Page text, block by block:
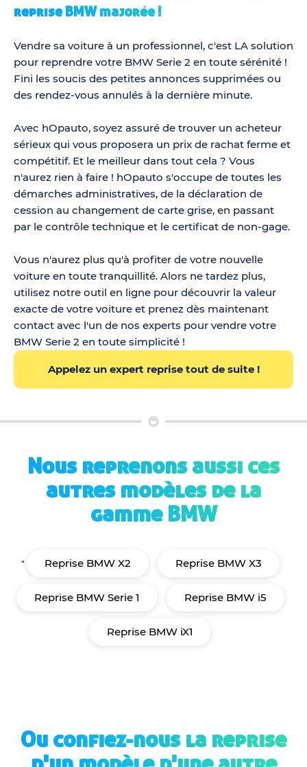
reprise BMW majorée !
Vendre sa voiture à un professionnel, c'est LA solution
pour reprendre votre BMW Serie 2 en toute sérénité !
Fini les soucis des petites annonces supprimées ou
des rendez-vous annulés à la dernière minute.
Avec hOpauto, soyez assuré de trouver un acheteur
sérieux qui vous proposera un prix de rachat ferme et
compétitif. Et le meilleur dans tout cela ? Vous
n'aurez rien à faire ! hOpauto s'occupe de toutes les
démarches administratives, de la déclaration de
cession au changement de carte grise, en passant
par le contrôle technique et le certificat de non-gage.
Vous n'aurez plus qu'à profiter de votre nouvelle
voiture en toute tranquillité. Alors ne tardez plus,
utilisez notre outil en ligne pour découvrir la valeur
exacte de votre voiture et prenez dès maintenant
contact avec l'un de nos experts pour vendre votre
BMW Serie 2 en toute simplicité !
Appelez un expert reprise tout de suite !
Nous reprenons aussi ces
autres modèles de la
gamme BMW
" Reprise BMW X2 Reprise BMW X3
Reprise BMW Serie 1 Reprise BMW i5
Reprise BMW iX1
Ou confiez-nous la reprise